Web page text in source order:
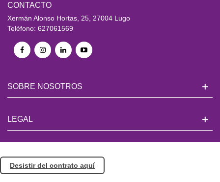
CONTACTO
Xermán Alonso Hortas, 25, 27004 Lugo
Teléfono: 627061569
SOBRE NOSOTROS
LEGAL
Desistir del contrato aquí